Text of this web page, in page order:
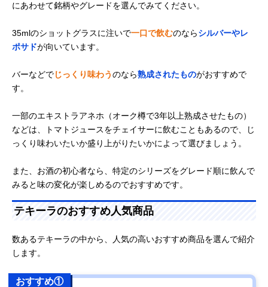
にあわせて銘柄やグレードを選んでみてください。
35mlのショットグラスに注いで一口で飲むのならシルバーやレ
ポサドが向いています。
バーなどでじっくり味わうのなら熟成されたものがおすすめで
す。
一部のエキストラアネホ（オーク樽で3年以上熟成させたもの）
などは、トマトジュースをチェイサーに飲むこともあるので、じ
っくり味わいたいか盛り上がりたいかによって選びましょう。
また、お酒の初心者なら、特定のシリーズをグレード順に飲んで
みると味の変化が楽しめるのでおすすめです。
テキーラのおすすめ人気商品
数あるテキーラの中から、人気の高いおすすめ商品を選んで紹介
します。
おすすめ①